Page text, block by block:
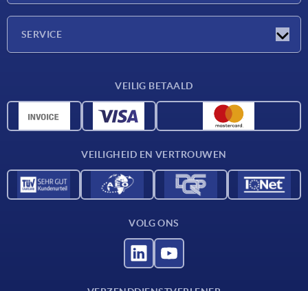
SERVICE
CAD-gegevens
VEILIG BETAALD
VEILIGHEID EN VERTROUWEN
VOLG ONS